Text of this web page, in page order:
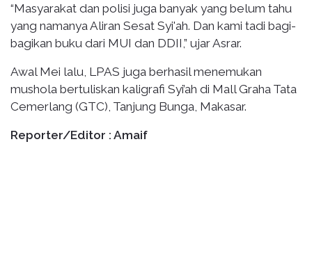
“Masyarakat dan polisi juga banyak yang belum tahu
yang namanya Aliran Sesat Syi'ah. Dan kami tadi bagi-
bagikan buku dari MUI dan DDII,” ujar Asrar.
Awal Mei lalu, LPAS juga berhasil menemukan
mushola bertuliskan kaligrafi Syi’ah di Mall Graha Tata
Cemerlang (GTC), Tanjung Bunga, Makasar.
Reporter/Editor : Amaif